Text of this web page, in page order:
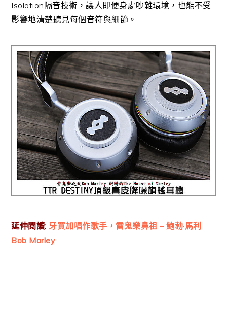
Isolation隔音技術，讓人即便身處吵雜環境，也能不受
影響地清楚聽見每個音符與細節。
延伸閱讀: 牙買加唱作歌手，雷鬼樂鼻祖 – 鮑勃·馬利
Bob Marley